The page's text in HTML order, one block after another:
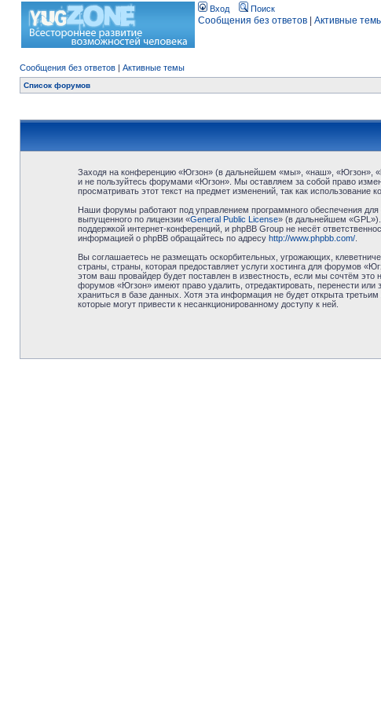
Вход Поиск
Сообщения без ответов Активные
Сообщения без ответов | Активные темы
Список форумов
Заходя на конференцию «Югзон» (в дальнейшем «мы», «наш», «Югзон»,
и не пользуйтесь форумами «Югзон». Мы оставляем за собой право
просматривать этот текст на предмет изменений, так как
Наши форумы работают под управлением программного обеспечения
выпущенного по лицензии «General Public License» (в дальнейшем
поддержкой интернет-конференций, и phpBB Group не несёт
информацией о phpBB обращайтесь по адресу http://www.phpbb.com/.
Вы соглашаетесь не размещать оскорбительных, угрожающих,
страны, страны, которая предоставляет услуги хостинга для форумов
этом ваш провайдер будет поставлен в известность, если мы сочтём
форумов «Югзон» имеют право удалить, отредактировать, перенести
храниться в базе данных. Хотя эта информация не будет открыта
которые могут привести к несанкционированному доступу к ней.